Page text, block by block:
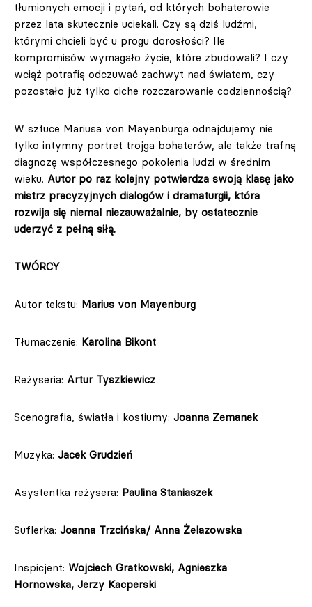
tłumionych emocji i pytań, od których bohaterowie
przez lata skutecznie uciekali. Czy są dziś ludźmi,
którymi chcieli być u progu dorosłości? Ile
kompromisów wymagało życie, które zbudowali? I czy
wciąż potrafią odczuwać zachwyt nad światem, czy
pozostało już tylko ciche rozczarowanie codziennością?
W sztuce Mariusa von Mayenburga odnajdujemy nie
tylko intymny portret trojga bohaterów, ale także trafną
diagnozę współczesnego pokolenia ludzi w średnim
wieku. Autor po raz kolejny potwierdza swoją klasę jako
mistrz precyzyjnych dialogów i dramaturgii, która
rozwija się niemal niezauważalnie, by ostatecznie
uderzyć z pełną siłą.
TWÓRCY
Autor tekstu: Marius von Mayenburg
Tłumaczenie: Karolina Bikont
Reżyseria: Artur Tyszkiewicz
Scenografia, światła i kostiumy: Joanna Zemanek
Muzyka: Jacek Grudzień
Asystentka reżysera: Paulina Staniaszek
Suflerka: Joanna Trzcińska/ Anna Żelazowska
Inspicjent: Wojciech Gratkowski, Agnieszka
Hornowska, Jerzy Kacperski